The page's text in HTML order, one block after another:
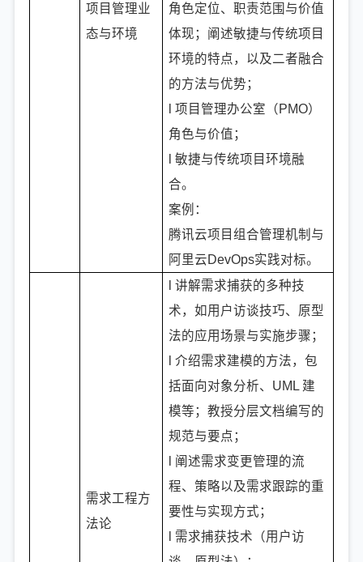
项目管理业
态与环境
角色定位、职责范围与价值
体现；阐述敏捷与传统项目
环境的特点，以及二者融合
的方法与优势；
l 项目管理办公室（PMO）
角色与价值；
l 敏捷与传统项目环境融
合。
案例：
腾讯云项目组合管理机制与
阿里云DevOps实践对标。
需求工程方
法论
l 讲解需求捕获的多种技
术，如用户访谈技巧、原型
法的应用场景与实施步骤；
l 介绍需求建模的方法，包
括面向对象分析、UML 建
模等；教授分层文档编写的
规范与要点；
l 阐述需求变更管理的流
程、策略以及需求跟踪的重
要性与实现方式；
l 需求捕获技术（用户访